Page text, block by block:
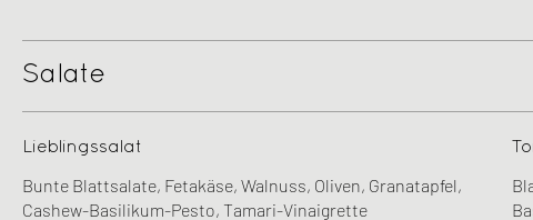
Salate
Lieblingssalat
Bunte Blattsalate, Fetakäse, Walnuss, Oliven, Granatapfel,
Cashew-Basilikum-Pesto, Tamari-Vinaigrette